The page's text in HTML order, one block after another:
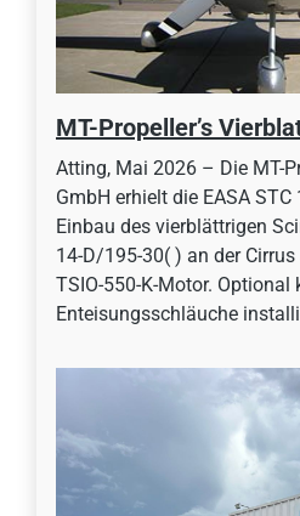
MT-Propeller’s
Atting, Mai 2026 – Die MT-
GmbH erhielt die EASA
Einbau des vierblättrigen
14-D/195-30( ) an der
TSIO-550-K-Motor. Optional
Enteisungsschläuche